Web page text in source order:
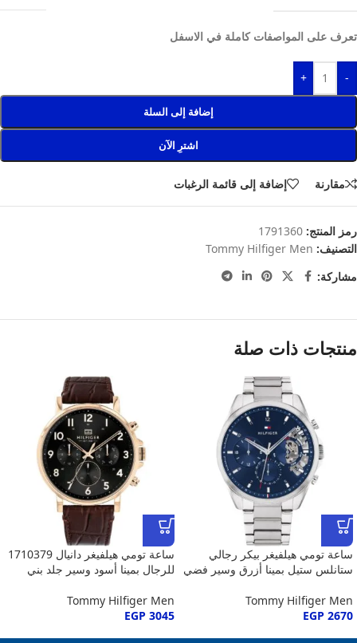
تعرف على المواصفات كاملة في الاسفل
-
+
إضافة إلى السلة
اشترِ الآن
مقارنة إضافة إلى قائمة الرغبات
رمز المنتج: 1791360
التصنيف: Tommy Hilfiger Men
مشاركة:
منتجات ذات صلة
ساعة تومي هيلفيغر بيكر رجالي
ستانلس ستيل بمينا أزرق وسير فضي
Tommy Hilfiger Men
EGP 2670
ساعة تومي هيلفيغر دانيال 1710379
للرجال بمينا أسود وسير جلد بني
Tommy Hilfiger Men
EGP 3045